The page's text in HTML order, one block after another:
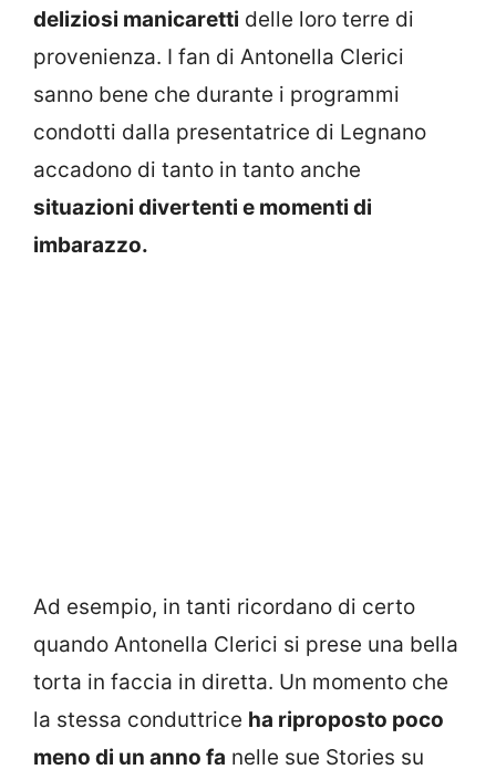
deliziosi manicaretti delle loro terre di
provenienza. I fan di Antonella Clerici
sanno bene che durante i programmi
condotti dalla presentatrice di Legnano
accadono di tanto in tanto anche
situazioni divertenti e momenti di
imbarazzo.
Ad esempio, in tanti ricordano di certo
quando Antonella Clerici si prese una bella
torta in faccia in diretta. Un momento che
la stessa conduttrice ha riproposto poco
meno di un anno fa nelle sue Stories su